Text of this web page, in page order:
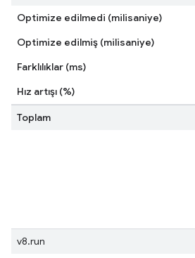
Optimize edilmedi (milisaniye)
Optimize edilmiş (milisaniye)
Farklılıklar (ms)
Hız artışı (%)
Toplam
v8.run